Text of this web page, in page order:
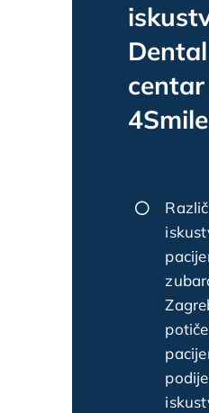
Dental
centar
4Smile